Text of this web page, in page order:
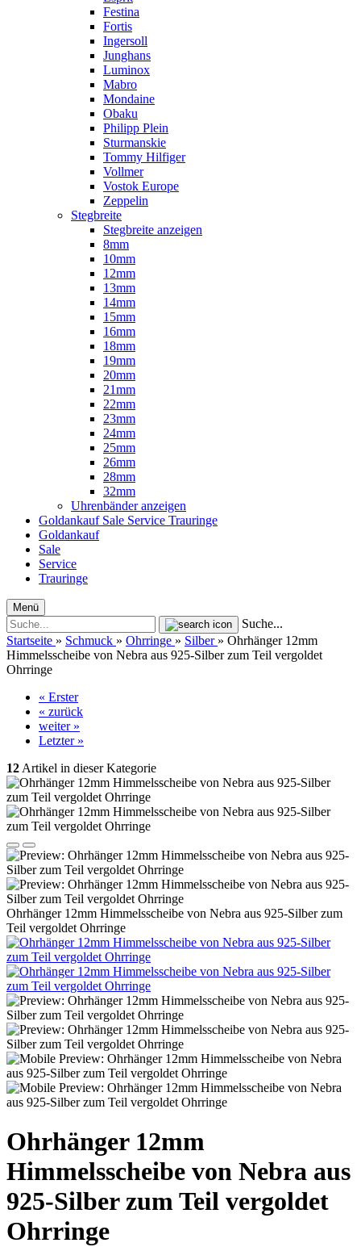
Festina
Fortis
Ingersoll
Junghans
Luminox
Mabro
Mondaine
Obaku
Philipp Plein
Sturmanskie
Tommy Hilfiger
Vollmer
Vostok Europe
Zeppelin
Stegbreite
Stegbreite anzeigen
8mm
10mm
12mm
13mm
14mm
15mm
16mm
18mm
19mm
20mm
21mm
22mm
23mm
24mm
25mm
26mm
28mm
32mm
Uhrenbänder anzeigen
Goldankauf Sale Service Trauringe
Goldankauf
Sale
Service
Trauringe
Menü
Suche...
Startseite » Schmuck » Ohrringe » Silber » Ohrhänger 12mm
Himmelsscheibe von Nebra aus 925-Silber zum Teil vergoldet
Ohrringe
« Erster
« zurück
weiter »
Letzter »
12 Artikel in dieser Kategorie
Ohrhänger 12mm Himmelsscheibe von Nebra aus 925-Silber zum
Teil vergoldet Ohrringe
Ohrhänger 12mm
Himmelsscheibe von Nebra aus
925-Silber zum Teil vergoldet
Ohrringe